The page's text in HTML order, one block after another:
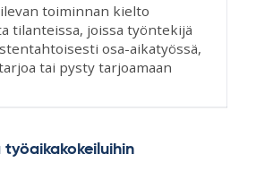
toiminnan kielto
tilanteissa, joissa työntekijä
osa-aikatyössä,
tai pysty tarjoamaan